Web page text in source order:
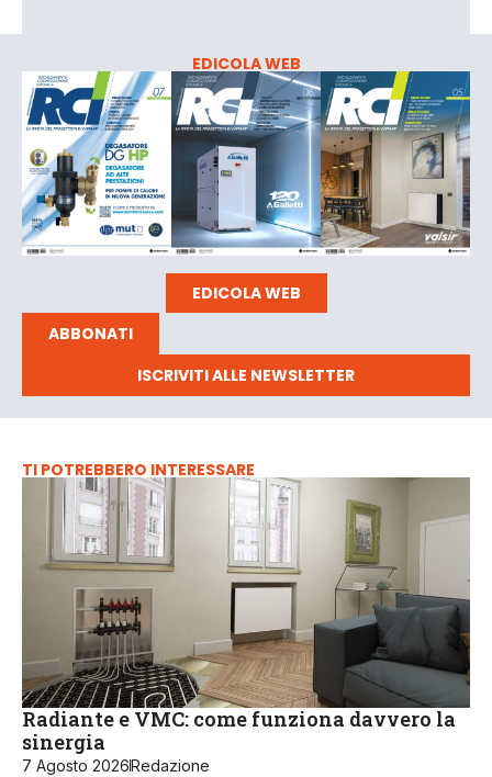
EDICOLA WEB
EDICOLA WEB
ABBONATI
ISCRIVITI ALLE NEWSLETTER
TI POTREBBERO INTERESSARE
Radiante e VMC: come funziona davvero la
sinergia
7 Agosto 2026Redazione